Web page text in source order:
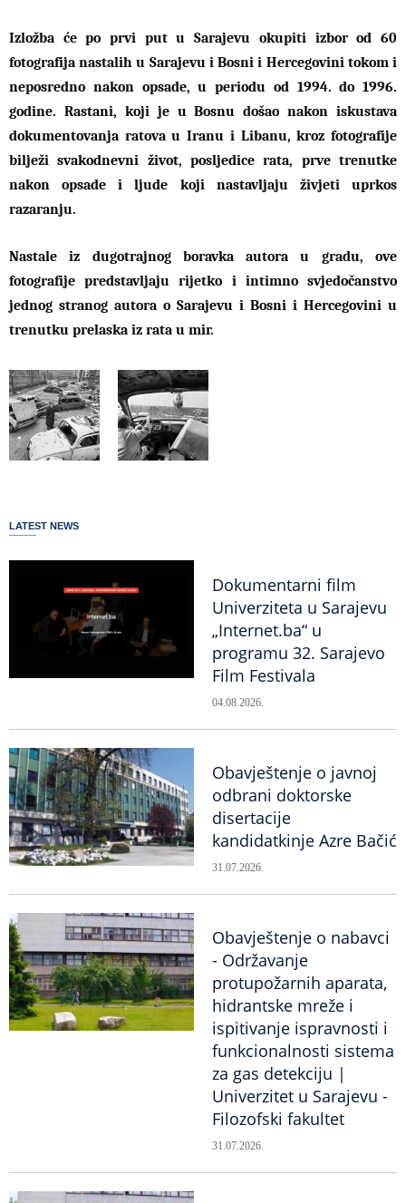
Izložba će po prvi put u Sarajevu okupiti izbor od 60
fotografija nastalih u Sarajevu i Bosni i Hercegovini tokom i
neposredno nakon opsade, u periodu od 1994. do 1996.
godine. Rastani, koji je u Bosnu došao nakon iskustava
dokumentovanja ratova u Iranu i Libanu, kroz fotografije
bilježi svakodnevni život, posljedice rata, prve trenutke
nakon opsade i ljude koji nastavljaju živjeti uprkos
razaranju.
Nastale iz dugotrajnog boravka autora u gradu, ove
fotografije predstavljaju rijetko i intimno svjedočanstvo
jednog stranog autora o Sarajevu i Bosni i Hercegovini u
trenutku prelaska iz rata u mir.
LATEST NEWS
Dokumentarni film
Univerziteta u Sarajevu
„Internet.ba“ u
programu 32. Sarajevo
Film Festivala
04.08.2026.
Obavještenje o javnoj
odbrani doktorske
disertacije
kandidatkinje Azre Bačić
31.07.2026.
Obavještenje o nabavci
- Održavanje
protupožarnih aparata,
hidrantske mreže i
ispitivanje ispravnosti i
funkcionalnosti sistema
za gas detekciju |
Univerzitet u Sarajevu -
Filozofski fakultet
31.07.2026.